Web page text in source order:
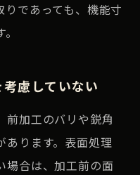
であっても、機能寸
慮していない
前加工のバリや鋭角
あります。表面処理
場合は、加工前の面